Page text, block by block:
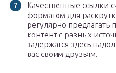
Качественные ссылки
форматом для
регулярно предлагать
контент с разных
задержатся здесь
вас своим друзьям.